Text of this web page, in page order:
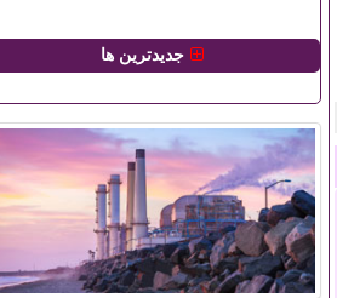
جدیدترین ها